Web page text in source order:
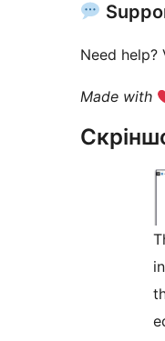
Need help?
Made with